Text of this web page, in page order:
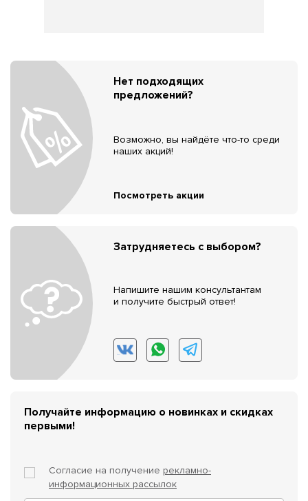
Нет подходящих
предложений?
Возможно, вы найдёте что-то среди
наших акций!
Посмотреть акции
Затрудняетесь с выбором?
Напишите нашим консультантам
и получите быстрый ответ!
Получайте информацию о новинках и скидках
первыми!
Согласие на получение рекламно-
информационных рассылок